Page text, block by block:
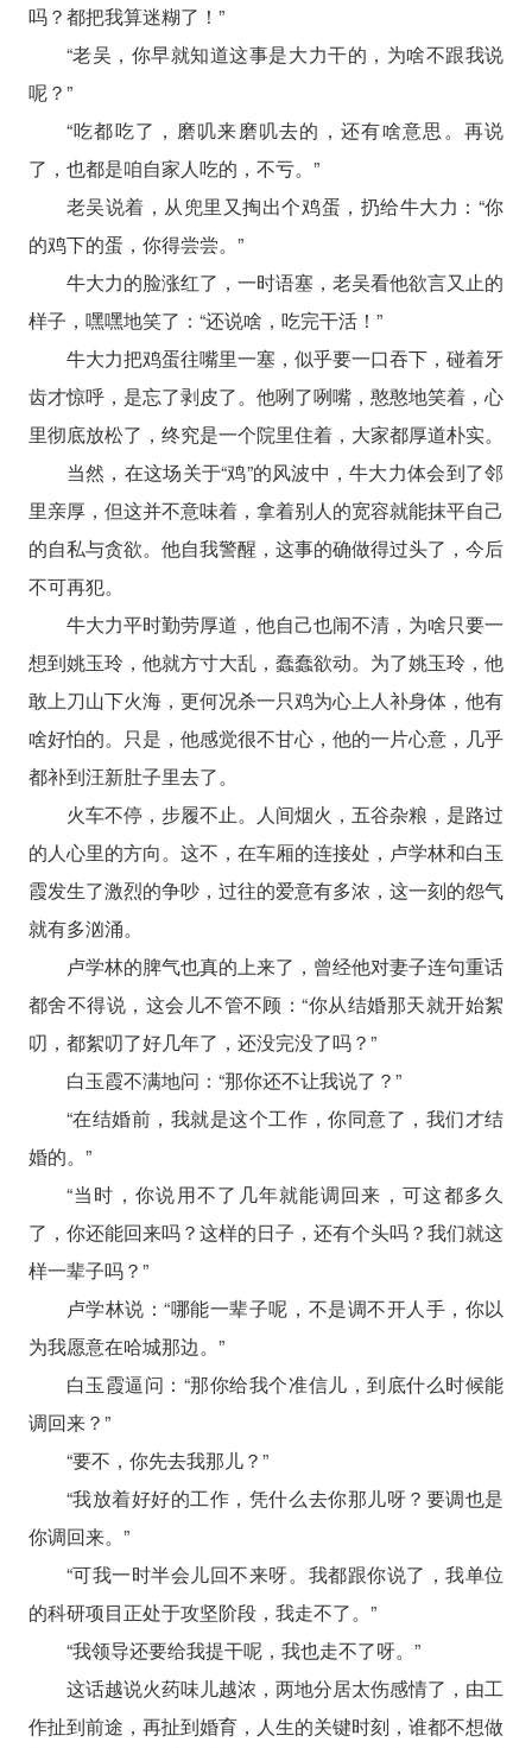
吗？都把我算迷糊了！”
“老吴，你早就知道这事是大力干的，为啥不跟我说
呢？”
“吃都吃了，磨叽来磨叽去的，还有啥意思。再说
了，也都是咱自家人吃的，不亏。”
老吴说着，从兜里又掏出个鸡蛋，扔给牛大力：“你
的鸡下的蛋，你得尝尝。”
牛大力的脸涨红了，一时语塞，老吴看他欲言又止的
样子，嘿嘿地笑了：“还说啥，吃完干活！”
牛大力把鸡蛋往嘴里一塞，似乎要一口吞下，碰着牙
齿才惊呼，是忘了剥皮了。他咧了咧嘴，憨憨地笑着，心
里彻底放松了，终究是一个院里住着，大家都厚道朴实。
当然，在这场关于“鸡”的风波中，牛大力体会到了邻
里亲厚，但这并不意味着，拿着别人的宽容就能抹平自己
的自私与贪欲。他自我警醒，这事的确做得过头了，今后
不可再犯。
牛大力平时勤劳厚道，他自己也闹不清，为啥只要一
想到姚玉玲，他就方寸大乱，蠢蠢欲动。为了姚玉玲，他
敢上刀山下火海，更何况杀一只鸡为心上人补身体，他有
啥好怕的。只是，他感觉很不甘心，他的一片心意，几乎
都补到汪新肚子里去了。
火车不停，步履不止。人间烟火，五谷杂粮，是路过
的人心里的方向。这不，在车厢的连接处，卢学林和白玉
霞发生了激烈的争吵，过往的爱意有多浓，这一刻的怨气
就有多汹涌。
卢学林的脾气也真的上来了，曾经他对妻子连句重话
都舍不得说，这会儿不管不顾：“你从结婚那天就开始絮
叨，都絮叨了好几年了，还没完没了吗？”
白玉霞不满地问：“那你还不让我说了？”
“在结婚前，我就是这个工作，你同意了，我们才结
婚的。”
“当时，你说用不了几年就能调回来，可这都多久
了，你还能回来吗？这样的日子，还有个头吗？我们就这
样一辈子吗？”
卢学林说：“哪能一辈子呢，不是调不开人手，你以
为我愿意在哈城那边。”
白玉霞逼问：“那你给我个准信儿，到底什么时候能
调回来？”
“要不，你先去我那儿？”
“我放着好好的工作，凭什么去你那儿呀？要调也是
你调回来。”
“可我一时半会儿回不来呀。我都跟你说了，我单位
的科研项目正处于攻坚阶段，我走不了。”
“我领导还要给我提干呢，我也走不了呀。”
这话越说火药味儿越浓，两地分居太伤感情了，由工
作扯到前途，再扯到婚育，人生的关键时刻，谁都不想做